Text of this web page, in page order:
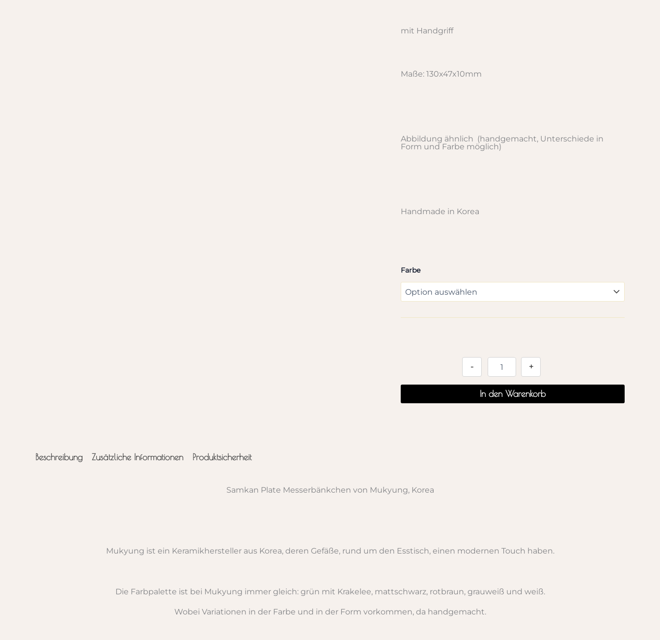
mit Handgriff
Maße: 130x47x10mm
Abbildung ähnlich (handgemacht, Unterschiede in
Form und Farbe möglich)
Handmade in Korea
Farbe
- +
In den Warenkorb
Beschreibung Zusätzliche Informationen Produktsicherheit
Samkan Plate Messerbänkchen von Mukyung, Korea
Mukyung ist ein Keramikhersteller aus Korea, deren Gefäße, rund um den Esstisch, einen modernen Touch haben.
Die Farbpalette ist bei Mukyung immer gleich: grün mit Krakelee, mattschwarz, rotbraun, grauweiß und weiß.
Wobei Variationen in der Farbe und in der Form vorkommen, da handgemacht.